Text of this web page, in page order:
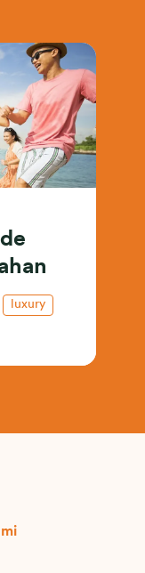
luxury